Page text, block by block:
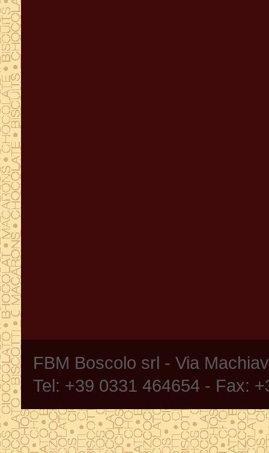
FBM Boscolo srl - Via
Tel: +39 0331 464654 - Fax: